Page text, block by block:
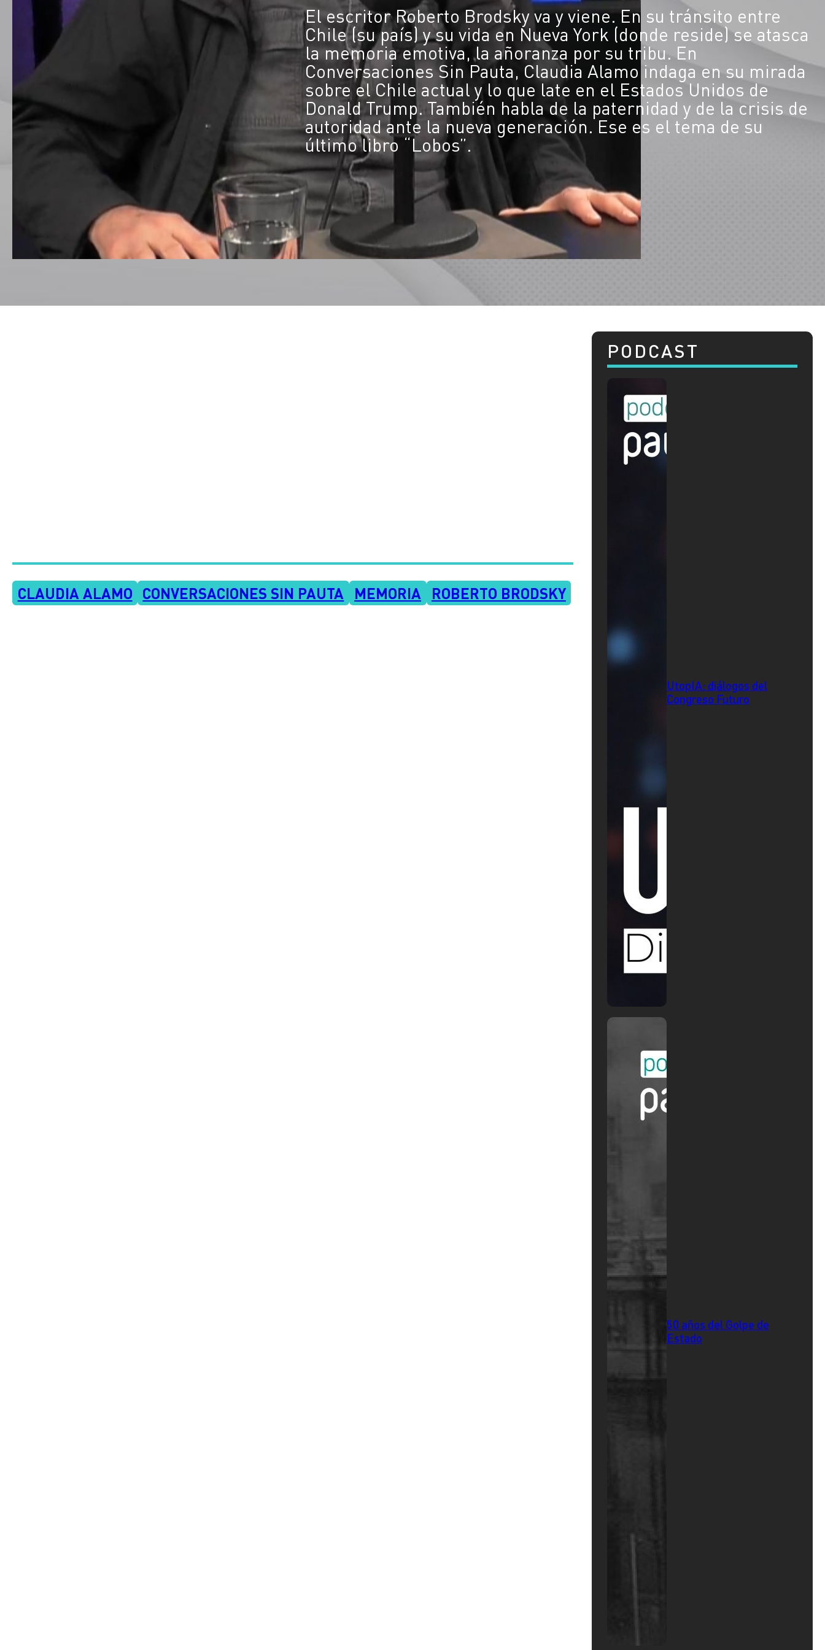
El escritor Roberto Brodsky va y viene. En su tránsito entre
Chile (su país) y su vida en Nueva York (donde reside) se atasca
la memoria emotiva, la añoranza por su tribu. En
Conversaciones Sin Pauta, Claudia Alamo indaga en su mirada
sobre el Chile actual y lo que late en el Estados Unidos de
Donald Trump. También habla de la paternidad y de la crisis de
autoridad ante la nueva generación. Ese es el tema de su
último libro “Lobos”.
CLAUDIA ALAMO CONVERSACIONES SIN PAUTA MEMORIA ROBERTO BRODSKY
PODCAST
UtopIA: diálogos del
Congreso Futuro
50 años del Golpe de
Estado